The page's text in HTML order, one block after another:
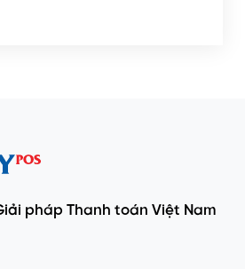
pháp Thanh toán Việt Nam